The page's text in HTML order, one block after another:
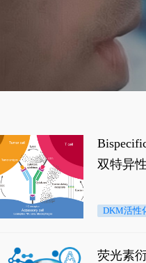
双特异
DKM活性
荧光素